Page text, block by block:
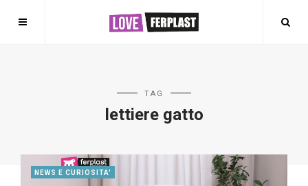
TAG
lettiere gatto
NEWS E CURIOSITA'